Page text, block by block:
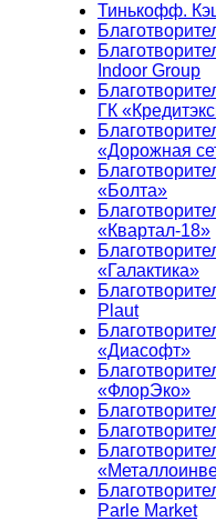
Тинькофф.
Indoor Group
ГК
«Дорожная
«Болта»
«Квартал-18»
«Галактика»
Plaut
«Диасофт»
«ФлорЭко»
Parle Market